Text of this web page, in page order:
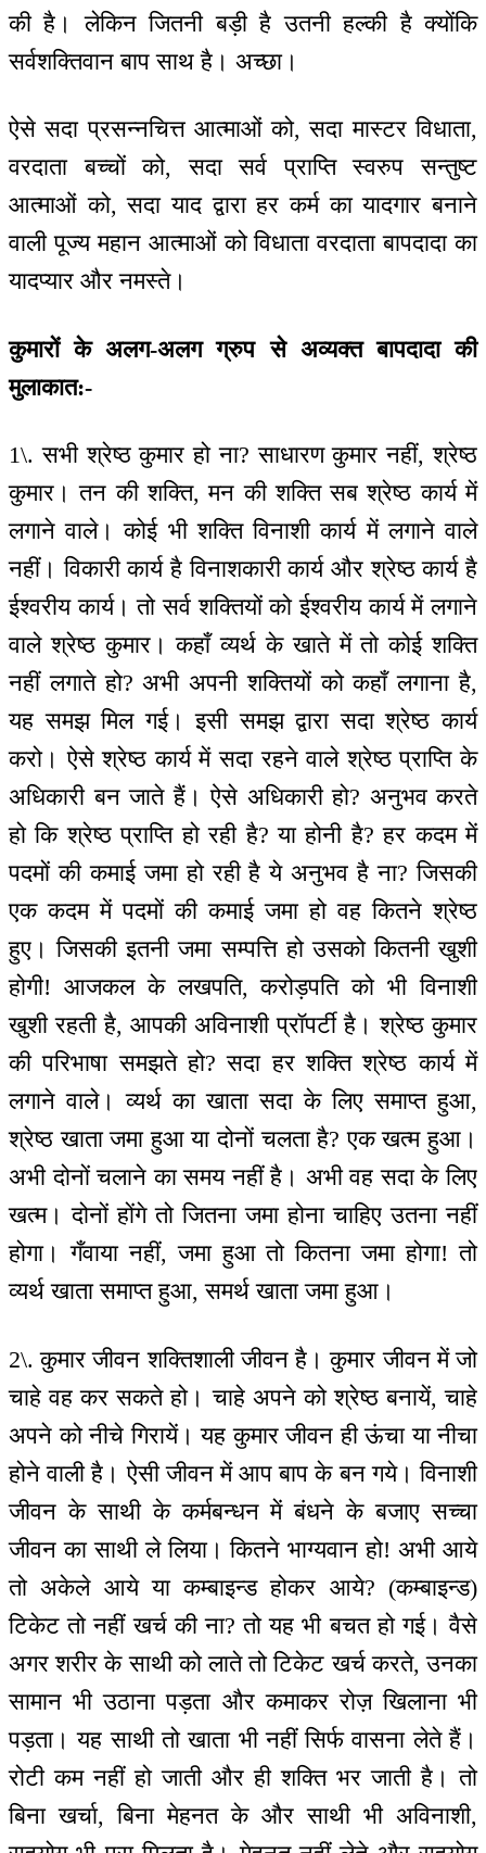
की है। लेकिन जितनी बड़ी है उतनी हल्की है क्योंकि
सर्वशक्तिवान बाप साथ है। अच्छा।
ऐसे सदा प्रसन्नचित्त आत्माओं को, सदा मास्टर विधाता,
वरदाता बच्चों को, सदा सर्व प्राप्ति स्वरुप सन्तुष्ट
आत्माओं को, सदा याद द्वारा हर कर्म का यादगार बनाने
वाली पूज्य महान आत्माओं को विधाता वरदाता बापदादा का
यादप्यार और नमस्ते।
कुमारों के अलग-अलग ग्रुप से अव्यक्त बापदादा की
मुलाकात:-
1\. सभी श्रेष्ठ कुमार हो ना? साधारण कुमार नहीं, श्रेष्ठ
कुमार। तन की शक्ति, मन की शक्ति सब श्रेष्ठ कार्य में
लगाने वाले। कोई भी शक्ति विनाशी कार्य में लगाने वाले
नहीं। विकारी कार्य है विनाशकारी कार्य और श्रेष्ठ कार्य है
ईश्वरीय कार्य। तो सर्व शक्तियों को ईश्वरीय कार्य में लगाने
वाले श्रेष्ठ कुमार। कहाँ व्यर्थ के खाते में तो कोई शक्ति
नहीं लगाते हो? अभी अपनी शक्तियों को कहाँ लगाना है,
यह समझ मिल गई। इसी समझ द्वारा सदा श्रेष्ठ कार्य
करो। ऐसे श्रेष्ठ कार्य में सदा रहने वाले श्रेष्ठ प्राप्ति के
अधिकारी बन जाते हैं। ऐसे अधिकारी हो? अनुभव करते
हो कि श्रेष्ठ प्राप्ति हो रही है? या होनी है? हर कदम में
पदमों की कमाई जमा हो रही है ये अनुभव है ना? जिसकी
एक कदम में पदमों की कमाई जमा हो वह कितने श्रेष्ठ
हुए। जिसकी इतनी जमा सम्पत्ति हो उसको कितनी खुशी
होगी! आजकल के लखपति, करोड़पति को भी विनाशी
खुशी रहती है, आपकी अविनाशी प्रॉपर्टी है। श्रेष्ठ कुमार
की परिभाषा समझते हो? सदा हर शक्ति श्रेष्ठ कार्य में
लगाने वाले। व्यर्थ का खाता सदा के लिए समाप्त हुआ,
श्रेष्ठ खाता जमा हुआ या दोनों चलता है? एक खत्म हुआ।
अभी दोनों चलाने का समय नहीं है। अभी वह सदा के लिए
खत्म। दोनों होंगे तो जितना जमा होना चाहिए उतना नहीं
होगा। गँवाया नहीं, जमा हुआ तो कितना जमा होगा! तो
व्यर्थ खाता समाप्त हुआ, समर्थ खाता जमा हुआ।
2\. कुमार जीवन शक्तिशाली जीवन है। कुमार जीवन में जो
चाहे वह कर सकते हो। चाहे अपने को श्रेष्ठ बनायें, चाहे
अपने को नीचे गिरायें। यह कुमार जीवन ही ऊंचा या नीचा
होने वाली है। ऐसी जीवन में आप बाप के बन गये। विनाशी
जीवन के साथी के कर्मबन्धन में बंधने के बजाए सच्चा
जीवन का साथी ले लिया। कितने भाग्यवान हो! अभी आये
तो अकेले आये या कम्बाइन्ड होकर आये? (कम्बाइन्ड)
टिकेट तो नहीं खर्च की ना? तो यह भी बचत हो गई। वैसे
अगर शरीर के साथी को लाते तो टिकेट खर्च करते, उनका
सामान भी उठाना पड़ता और कमाकर रोज़ खिलाना भी
पड़ता। यह साथी तो खाता भी नहीं सिर्फ वासना लेते हैं।
रोटी कम नहीं हो जाती और ही शक्ति भर जाती है। तो
बिना खर्चा, बिना मेहनत के और साथी भी अविनाशी,